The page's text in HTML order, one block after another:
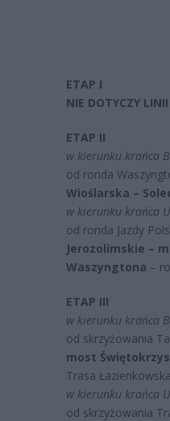
ETAP I
NIE DOTYCZY
ETAP II
w kierunku krańca
od ronda
Wioślarska –
w kierunku krańca
od ronda Jazdy
Jerozolimskie –
Waszyngtona –
ETAP III
w kierunku krańca
od skrzyżowania
most
Trasa
w kierunku krańca
od skrzyżowania